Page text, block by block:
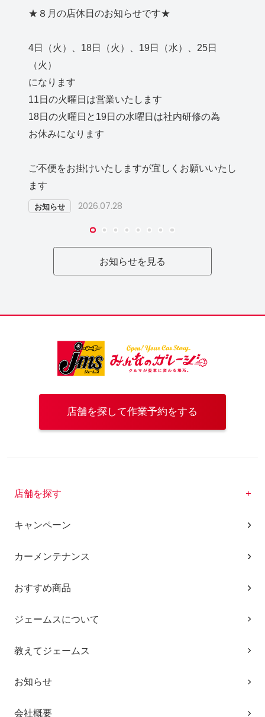
★８月の店休日のお知らせです★
4日（火）、18日（火）、19日（水）、25日
（火）
になります
11日の火曜日は営業いたします
18日の火曜日と19日の水曜日は社内研修の為
お休みになります
ご不便をお掛けいたしますが宜しくお願いいたし
ます
お知らせ 2026.07.28
お知らせを見る
店舗を探して作業予約をする
店舗を探す
キャンペーン
カーメンテナンス
おすすめ商品
ジェームスについて
教えてジェームス
お知らせ
会社概要